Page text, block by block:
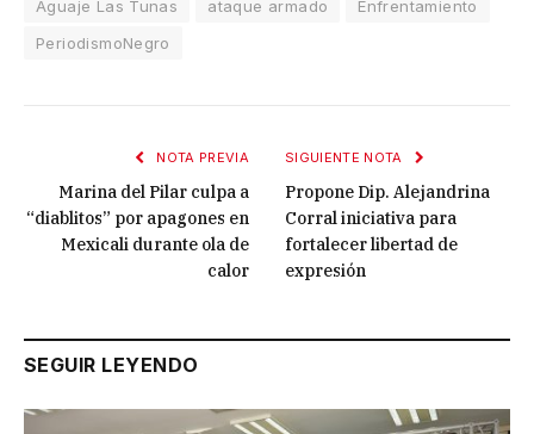
Aguaje Las Tunas ataque armado
Enfrentamiento
PeriodismoNegro
NOTA PREVIA
Marina del Pilar culpa a
“diablitos” por apagones en
Mexicali durante ola de
calor
SIGUIENTE NOTA
Propone Dip. Alejandrina
Corral iniciativa para
fortalecer libertad de
expresión
SEGUIR LEYENDO